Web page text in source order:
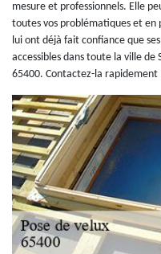
mesure et professionnels. Elle
toutes vos problématiques et en
lui ont déjà fait confiance que
accessibles dans toute la ville de
65400. Contactez-la rapidement